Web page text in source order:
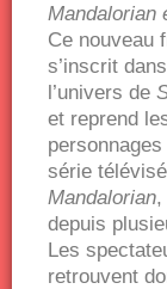
Mandalorian
Ce nouveau
s’inscrit dans
l’univers de
et reprend
série
Mandalorian,
depuis
Les
retrouvent